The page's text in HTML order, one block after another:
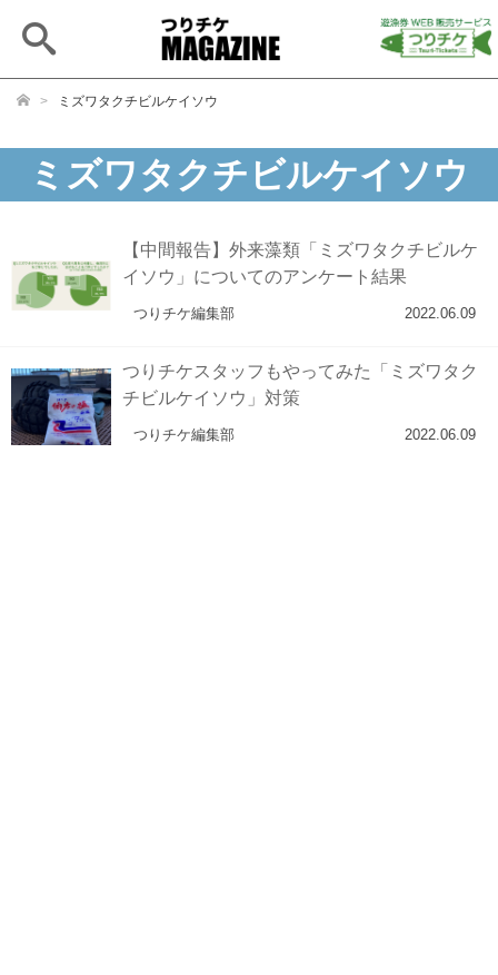
Open
main
search
> ミズワタクチビルケイソウ
ミズワタクチビルケイソウ
【中間報告】外来藻類「ミズワタクチビルケ
イソウ」についてのアンケート結果
つりチケ編集部 2022.06.09
つりチケスタッフもやってみた「ミズワタク
チビルケイソウ」対策
つりチケ編集部 2022.06.09